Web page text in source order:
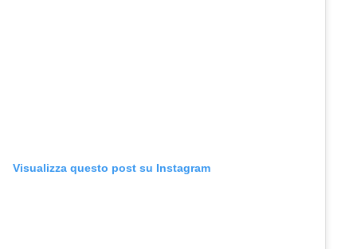
Visualizza questo post su Instagram